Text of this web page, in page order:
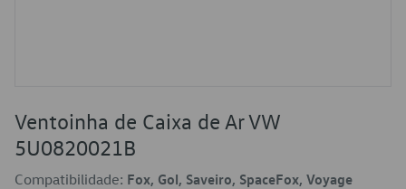
Ventoinha de Caixa de Ar VW
5U0820021B
Compatibilidade: Fox, Gol, Saveiro, SpaceFox, Voyage